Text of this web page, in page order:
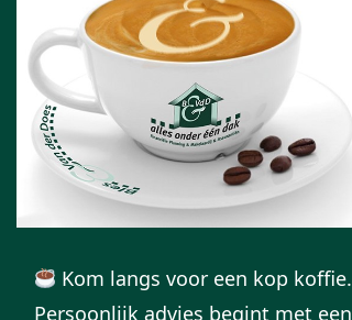
info@blesvanderdoes.nl
KvK. 08110463
Kom langs voor een kop koffie.
Persoonlijk advies begint met een